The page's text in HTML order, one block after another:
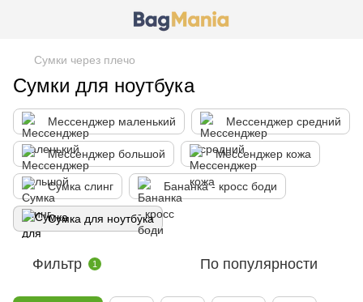
Сумки через плечо
Сумки для ноутбука
Мессенджер маленький Мессенджер средний
Мессенджер большой Мессенджер кожа
Сумка слинг Бананка - кросс боди
Сумка для ноутбука
Фильтр 1 По популярности